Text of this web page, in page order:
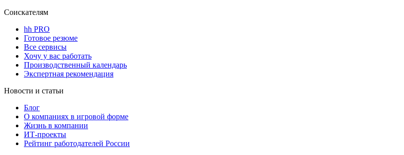
Соискателям
hh PRO
Готовое резюме
Все сервисы
Хочу у вас работать
Производственный календарь
Экспертная рекомендация
Новости и статьи
Блог
О компаниях в игровой форме
Жизнь в компании
ИТ-проекты
Рейтинг работодателей России